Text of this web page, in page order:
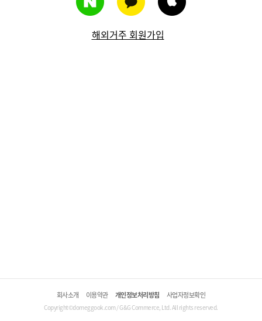
해외거주 회원가입
회사소개 이용약관 개인정보처리방침 사업자정보확인
Copyright©domeggook.com / G&G Commerce, Ltd. All rights reserved.